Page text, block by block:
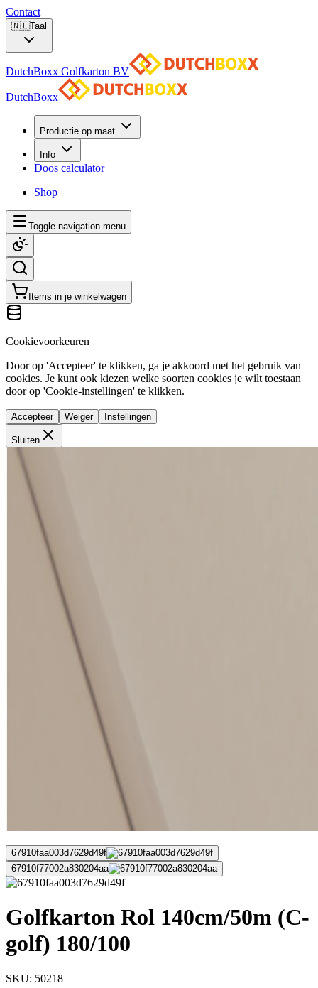
Contact
🇳🇱Taal
DutchBoxx Golfkarton BV
DutchBoxx
Productie op maat
Info
Doos calculator
Shop
Toggle navigation menu
Items in je winkelwagen
Cookievoorkeuren
Door op 'Accepteer' te klikken, ga je akkoord met het gebruik van
cookies. Je kunt ook kiezen welke soorten cookies je wilt toestaan
door op 'Cookie-instellingen' te klikken.
Accepteer Weiger Instellingen
Sluiten
67910faa003d7629d49f
67910f77002a830204aa
Golfkarton Rol 140cm/50m (C-
golf) 180/100
SKU: 50218